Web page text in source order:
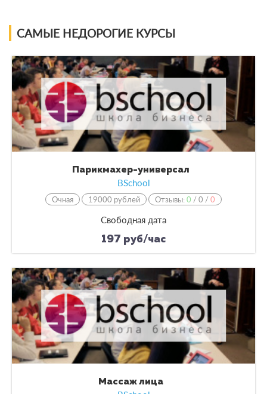
САМЫЕ НЕДОРОГИЕ КУРСЫ
Парикмахер-универсал
BSchool
Очная 19000 рублей Отзывы:0 /0 /0
Свободная дата
197 руб/час
Массаж лица